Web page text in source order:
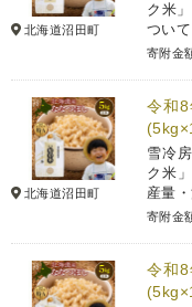
北海道沼田町
ク米
つい
寄附金
北海道沼田町
令和
雪冷
ク米
産量
寄附金
令和